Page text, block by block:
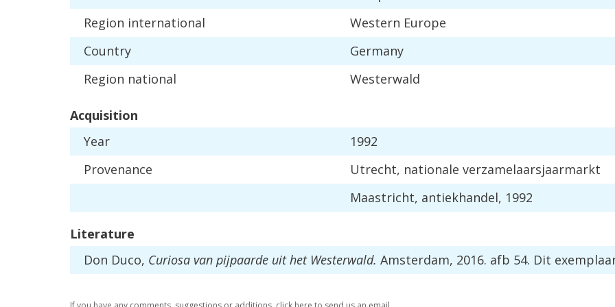
Region international Western Europe
Country
Germany
Region national Westerwald
Acquisition
Year
1992
Provenance
Utrecht, nationale verzamelaarsjaarmarkt
Maastricht, antiekhandel, 1992
Literature
Don Duco, Curiosa van pijpaarde uit het Westerwald. Amsterdam, 2016. afb 54. Dit